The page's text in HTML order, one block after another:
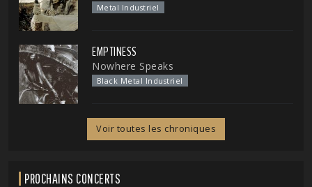
Metal Industriel
EMPTINESS
Nowhere Speaks
Black Metal Industriel
Voir toutes les chroniques
PROCHAINS CONCERTS